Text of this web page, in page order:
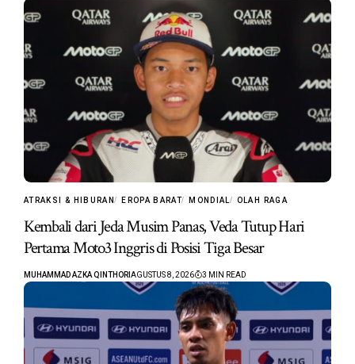
ATRAKSI & HIBURAN EROPA BARAT MONDIAL OLAH RAGA
Kembali dari Jeda Musim Panas, Veda Tutup Hari
Pertama Moto3 Inggris di Posisi Tiga Besar
MUHAMMAD AZKA QINTHORI AGUSTUS 8, 2026 3 MIN READ